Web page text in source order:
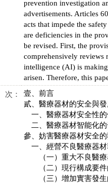
prevention investigation
advertisements. Articles
acts that impede the
are deficiencies in the
be revised. First, the
comprehensively reviews
intelligence (AI) is
arisen. Therefore, this
：
壹、前言
貳、醫療器材的安全與發
一、醫療器材安全性的
二、醫療器材智能化的
參、妨害醫療器材安全
一、經營不良醫療器材
（一）重大不良醫療
（二）現行構成要件
（三）增加實害發生